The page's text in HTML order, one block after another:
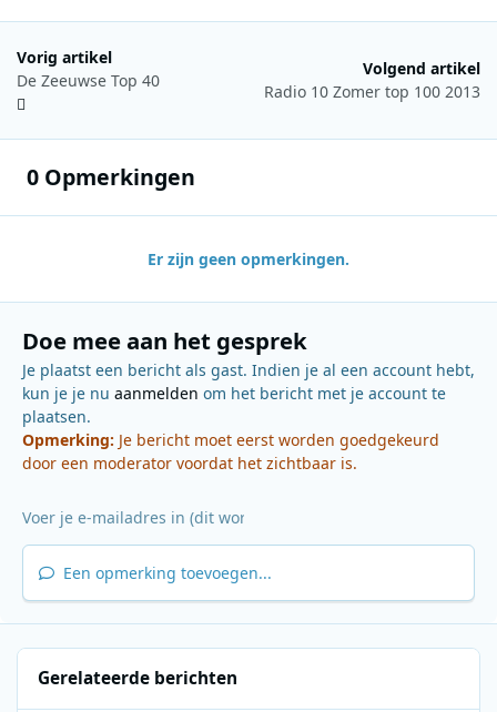
Vorig artikel
De Zeeuwse Top 40
Volgend artikel
Radio 10 Zomer top 100 2013
0 Opmerkingen
Er zijn geen opmerkingen.
Doe mee aan het gesprek
Je plaatst een bericht als gast. Indien je al een account hebt,
kun je je nu aanmelden om het bericht met je account te
plaatsen.
Opmerking: Je bericht moet eerst worden goedgekeurd
door een moderator voordat het zichtbaar is.
Een opmerking toevoegen...
Gerelateerde berichten